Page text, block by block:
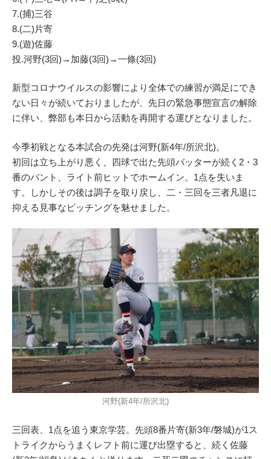
7.(捕)三谷
8.(二)片寄
9.(遊)佐藤
投.河野(3回)→加藤(3回)→一條(3回)
新型コロナウイルスの影響により全体での練習が満足にでき
ない日々が続いておりましたが、先日の緊急事態宣言の解除
に伴い、弊部も本日から活動を再開する運びとなりました。
今季初戦となる本試合の先発は河野(新4年/所沢北)。
初回は立ち上がり悪く、四球で出た先頭バッターが続く2・3
番のバント、ライト前ヒットでホームイン。1点を失いま
す。しかしその後は調子を取り戻し、二・三回を三者凡退に
抑える見事なピッチングを魅せました。
河野(新4年/所沢北)
三回表、1点を追う東京学芸。先頭8番片寄(新3年/磐城)が1ス
トライクからうまくレフト前に運び出塁すると、続く佐藤